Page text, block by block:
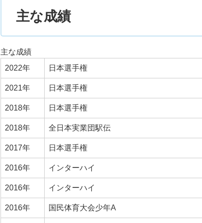
主な成績
主な成績
2022年
日本選手権
2021年 日本選手権
2018年 日本選手権
2018年 全日本実業団駅伝
2017年 日本選手権
2016年 インターハイ
2016年 インターハイ
2016年 国民体育大会少年A